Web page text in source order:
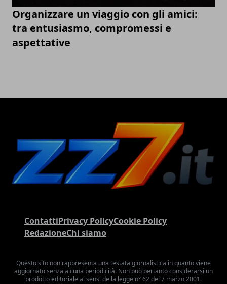
Organizzare un viaggio con gli amici:
tra entusiasmo, compromessi e
aspettative
ContattiPrivacy PolicyCookie Policy
RedazioneChi siamo
Questo sito non rappresenta una testata giornalistica in quanto viene
aggiornato senza alcuna periodicità. Non può pertanto considerarsi un
prodotto editoriale ai sensi della legge n° 62 del 7 marzo 2001.